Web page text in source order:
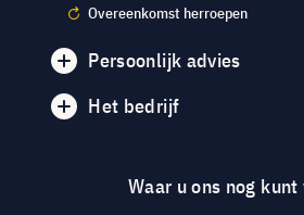
Overeenkomst herroepen
Persoonlijk advies
Het bedrijf
Waar u ons nog